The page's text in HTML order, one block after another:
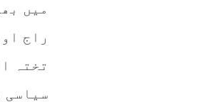
میں
راج
تختہ
سیاسی